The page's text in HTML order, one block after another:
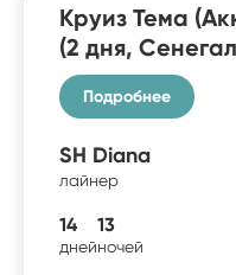
Круиз Тема
(2 дня,
Подробнее
SH Diana
лайнер
14
дней
13
ночей